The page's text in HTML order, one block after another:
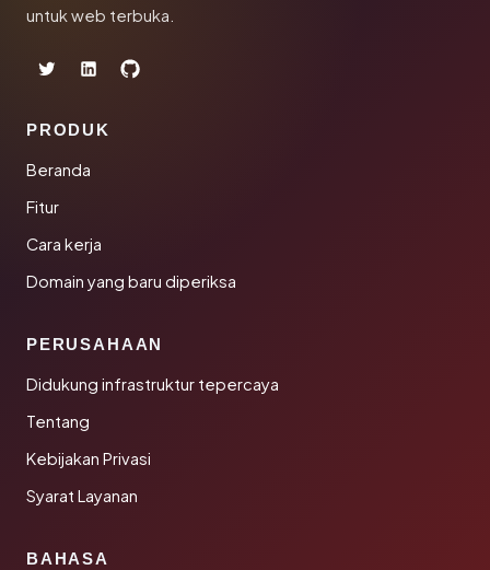
untuk web terbuka.
PRODUK
Beranda
Fitur
Cara kerja
Domain yang baru diperiksa
PERUSAHAAN
Didukung infrastruktur tepercaya
Tentang
Kebijakan Privasi
Syarat Layanan
BAHASA